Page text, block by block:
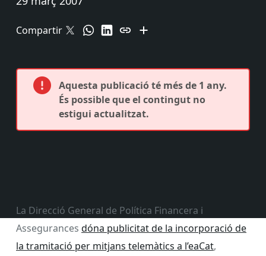
Compartir
Aquesta publicació té més de 1 any.
És possible que el contingut no
estigui actualitzat.
La Direcció General de Política Financera i
Assegurances dóna publicitat de la incorporació de
la tramitació per mitjans telemàtics a l’eaCat,